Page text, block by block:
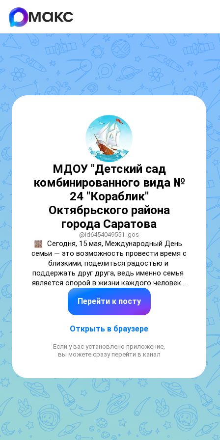
МДОУ "Детский сад
комбинированного вида №
24 "Кораблик"
Октябрьского района
города Саратова
@id6454049551_gos
Сегодня, 15 мая, Международный День
семьи — это возможность провести время с
близкими, поделиться радостью и
поддержать друг друга, ведь именно семья
является опорой в жизни каждого человека.
Воспитанники нашего детского сада
поздравляют вас с праздником!
Перейти к посту
Открыть в браузере
Если у вас установлено приложение,
вы можете сразу перейти в канал